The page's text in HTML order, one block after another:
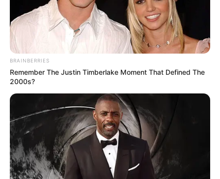
Anti Mainstream, 10 Cara
Membawa Barang Belanjaan
Versi Warga Thailand
BRAINBERRIES
Remember The Justin Timberlake Moment That Defined The
2000s?